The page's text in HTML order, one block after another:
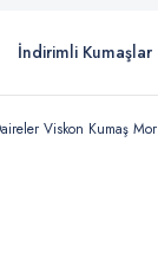
İndirimli Kumaşlar
Viskon Kumaş Mor